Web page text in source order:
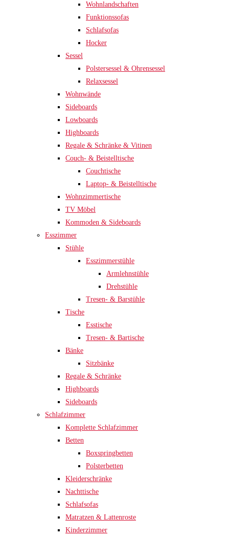
Wohnlandschaften
Funktionssofas
Schlafsofas
Hocker
Sessel
Polstersessel & Ohrensessel
Relaxsessel
Wohnwände
Sideboards
Lowboards
Highboards
Regale & Schränke & Vitinen
Couch- & Beistelltische
Couchtische
Laptop- & Beistelltische
Wohnzimmertische
TV Möbel
Kommoden & Sideboards
Esszimmer
Stühle
Esszimmerstühle
Armlehnstühle
Drehstühle
Tresen- & Barstühle
Tische
Esstische
Tresen- & Bartische
Bänke
Sitzbänke
Regale & Schränke
Highboards
Sideboards
Schlafzimmer
Komplette Schlafzimmer
Betten
Boxspringbetten
Polsterbetten
Kleiderschränke
Nachttische
Schlafsofas
Matratzen & Lattenroste
Kinderzimmer